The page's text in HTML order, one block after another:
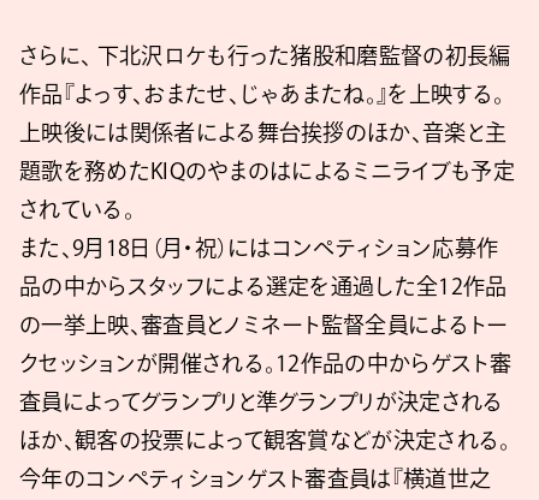
さらに、 下北沢ロケも⾏った猪股和磨監督の初⻑編
作品『よっす、おまたせ、じゃあまたね。』を上映する。
上映後には関係者による舞台挨拶のほか、⾳楽と主
題歌を務めたKIQのやまのはによるミニライブも予定
されている。
また、9月18日（月・祝）にはコンペティション応募作
品の中からスタッフによる選定を通過した全12作品
の⼀挙上映、審査員とノミネート監督全員によるトー
クセッションが開催される。12作品の中からゲスト審
査員によってグランプリと準グランプリが決定される
ほか、観客の投票によって観客賞などが決定される。
今年のコンペティションゲスト審査員は『横道世之